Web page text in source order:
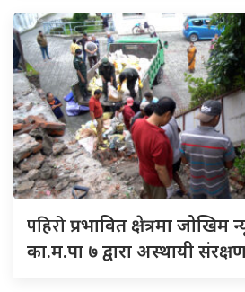
पहिरोप्रभावित क्षेत्रमा
का.म.पा ७ द्वारा अस्थायी